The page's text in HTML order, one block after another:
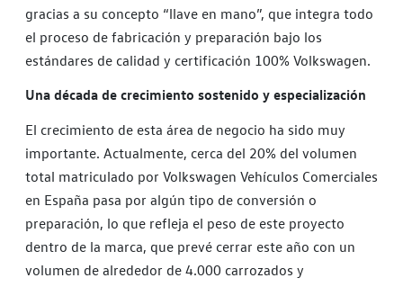
gracias a su concepto “llave en mano”, que integra todo
el proceso de fabricación y preparación bajo los
estándares de calidad y certificación 100% Volkswagen.
Una década de crecimiento sostenido y especialización
El crecimiento de esta área de negocio ha sido muy
importante. Actualmente, cerca del 20% del volumen
total matriculado por Volkswagen Vehículos Comerciales
en España pasa por algún tipo de conversión o
preparación, lo que refleja el peso de este proyecto
dentro de la marca, que prevé cerrar este año con un
volumen de alrededor de 4.000 carrozados y